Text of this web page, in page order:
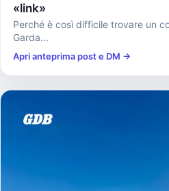
«link»
Perché è così difficile trovare un
Garda...
Apri anteprima post e DM →